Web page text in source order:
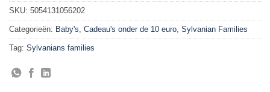
SKU: 5054131056202
Categorieën: Baby's, Cadeau's onder de 10 euro, Sylvanian Families
Tag: Sylvanians families